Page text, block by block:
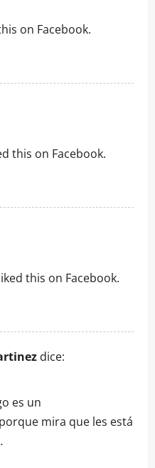
on Facebook.
this on Facebook.
this on Facebook.
dice:
es un
mira que les está